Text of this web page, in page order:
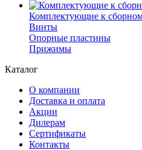
Комплектующие к
Винты
Опорные пластины
Прижимы
Каталог
О компании
Доставка и оплата
Акции
Дилерам
Сертификаты
Контакты